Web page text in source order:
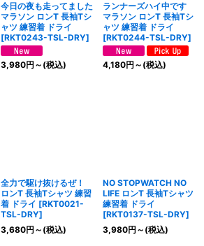
今日の夜も走ってました
マラソン ロンT 長袖Tシ
ャツ 練習着 ドライ
[RKT0243-TSL-DRY]
3,980円 ～ (税込)
ランナーズハイ中です
マラソン ロンT 長袖Tシ
ャツ 練習着 ドライ
[RKT0244-TSL-DRY]
4,180円 ～ (税込)
全力で駆け抜けるぜ！
ロンT 長袖Tシャツ 練習
着 ドライ [RKT0021-
TSL-DRY]
3,680円 ～ (税込)
NO STOPWATCH NO
LIFE ロンT 長袖Tシャツ
練習着 ドライ
[RKT0137-TSL-DRY]
3,980円 ～ (税込)